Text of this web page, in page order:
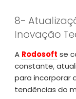
8-
Inovação
A Rodosoft se
constante,
para incorporar
tendências do